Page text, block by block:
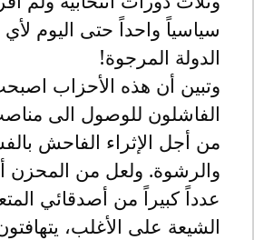
سياسياً واحداً حتى اليوم
الدولة المرجوة!
وتبين أن هذه الأحزاب
الفاشلون للوصول الى
من أجل الإثراء الفاحش
والرشوة. ولعل من
عدداً كبيراً من أصدقائي
الشيعة على الأغلب،